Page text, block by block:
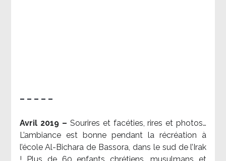
– – – – –
Avril 2019 – Sourires et facéties, rires et photos…
L’ambiance est bonne pendant la récréation à
l’école Al-Bichara de Bassora, dans le sud de l’Irak